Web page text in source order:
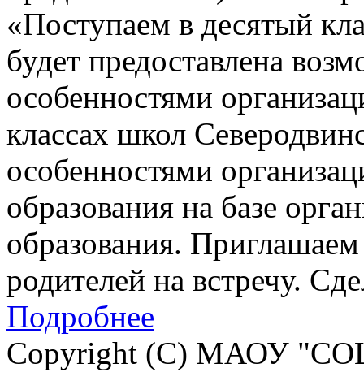
«Поступаем в десятый
будет предоставлена
особенностями
классах школ
особенностями
образования на базе
образования.
родителей на встречу.
Подробнее
Copyright (C) МАОУ